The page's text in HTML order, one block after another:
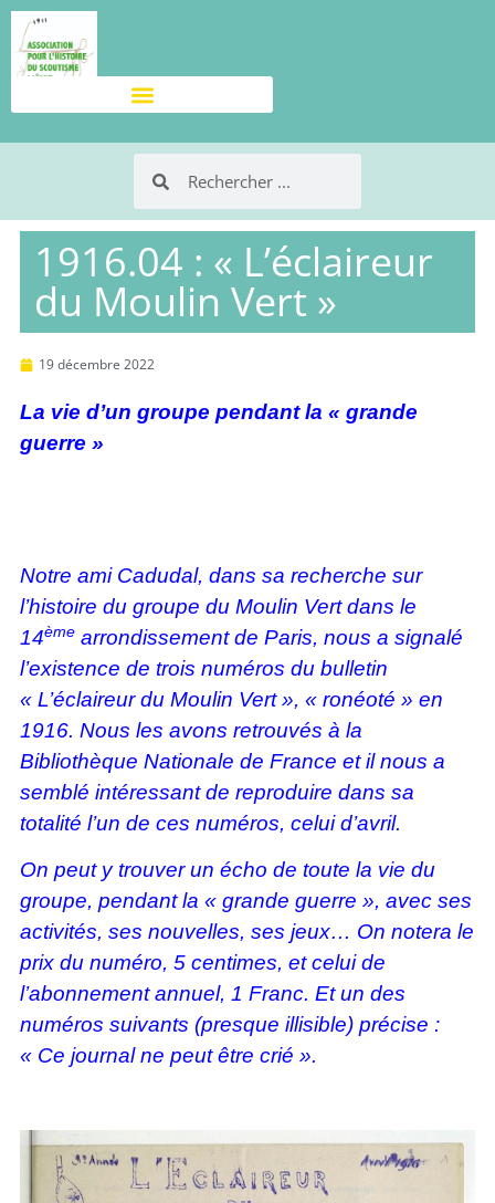
1916.04 : « L’éclaireur
du Moulin Vert »
19 décembre 2022
La vie d’un groupe pendant la « grande
guerre »
Notre ami Cadudal, dans sa recherche sur
l’histoire du groupe du Moulin Vert dans le
14èmearrondissement de Paris, nous a signalé
l’existence de trois numéros du bulletin
« L’éclaireur du Moulin Vert », « ronéoté » en
1916. Nous les avons retrouvés à la
Bibliothèque Nationale de France et il nous a
semblé intéressant de reproduire dans sa
totalité l’un de ces numéros, celui d’avril.
On peut y trouver un écho de toute la vie du
groupe, pendant la « grande guerre », avec ses
activités, ses nouvelles, ses jeux… On notera le
prix du numéro, 5 centimes, et celui de
l’abonnement annuel, 1 Franc. Et un des
numéros suivants (presque illisible) précise :
« Ce journal ne peut être crié ».